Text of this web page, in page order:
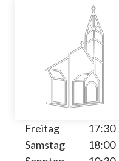
Freitag
17:30
Samstag
18:00